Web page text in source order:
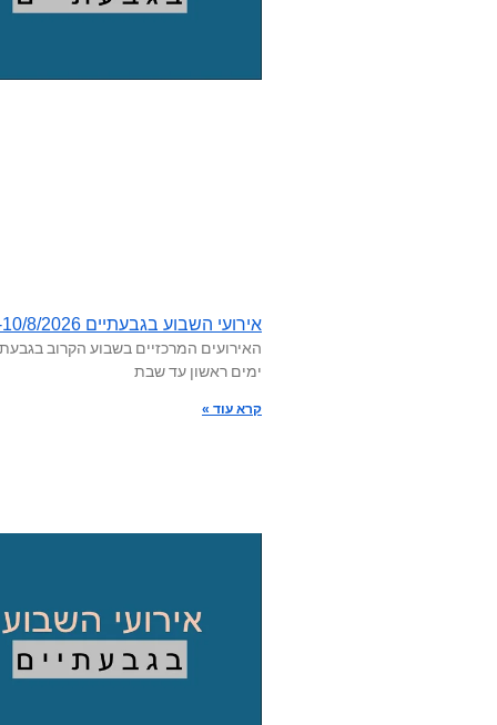
אירועי השבוע בגבעתיים 3/8-10/8/2026
האירועים המרכזיים בשבוע הקרוב
ימים ראשון עד שבת
קרא עוד »